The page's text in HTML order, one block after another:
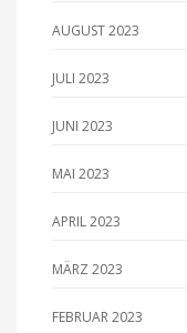
AUGUST 2023
JULI 2023
JUNI 2023
MAI 2023
APRIL 2023
MÄRZ 2023
FEBRUAR 2023